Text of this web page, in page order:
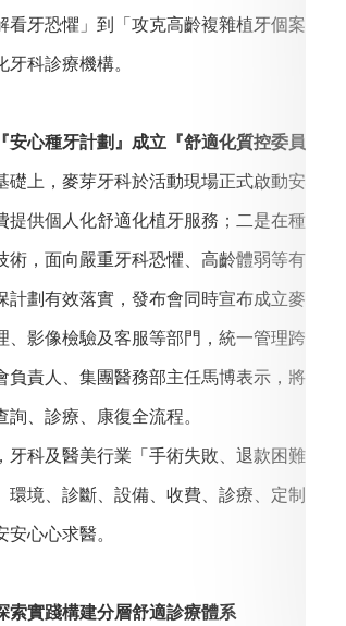
看牙恐懼」到「攻克高齡複雜植牙個案」
牙科診療機構。
心種牙計劃』成立『舒適化質控委員會』
，麥芽牙科於活動現場正式啟動安心種
提供個人化舒適化植牙服務；二是在種牙
術，面向嚴重牙科恐懼、高齡體弱等有需要
有效落實，發布會同時宣布成立麥芽牙
、影像檢驗及客服等部門，統一管理跨院
負責人、集團醫務部主任馬博表示，將嚴
詢、診療、康復全流程。
及醫美行業「手術失敗、退款困難」等
環境、診斷、設備、收費、診療、定制、
安心心求醫。
實踐構建分層舒適診療體系